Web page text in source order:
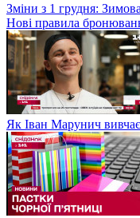
Зміни з 1 грудня:
Нові правила
Як Іван Марунич